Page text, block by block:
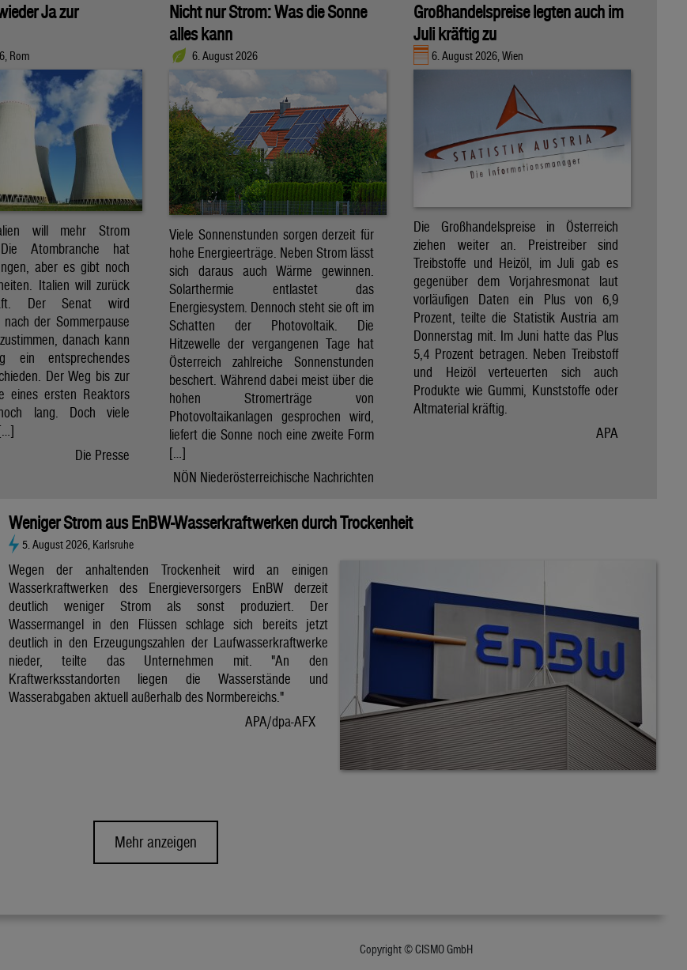
Ja zur
Rom
will mehr Strom
Atombranche hat
aber es gibt noch
Italien will zurück
Der Senat wird
nach der Sommerpause
danach kann
ein entsprechendes
Der Weg bis zur
eines ersten Reaktors
lang. Doch viele
Die Presse
Nicht nur Strom: Was die Sonne
alles kann
6. August 2026
Viele Sonnenstunden sorgen derzeit für
hohe Energieerträge. Neben Strom lässt
sich daraus auch Wärme gewinnen.
Solarthermie entlastet das
Energiesystem. Dennoch steht sie oft im
Schatten der Photovoltaik. Die
Hitzewelle der vergangenen Tage hat
Österreich zahlreiche Sonnenstunden
beschert. Während dabei meist über die
hohen Stromerträge von
Photovoltaikanlagen gesprochen wird,
liefert die Sonne noch eine zweite Form
[…]
NÖN Niederösterreichische Nachrichten
Großhandelspreise legten auch im
Juli kräftig zu
6. August 2026, Wien
Die Großhandelspreise in Österreich
ziehen weiter an. Preistreiber sind
Treibstoffe und Heizöl, im Juli gab es
gegenüber dem Vorjahresmonat laut
vorläufigen Daten ein Plus von 6,9
Prozent, teilte die Statistik Austria am
Donnerstag mit. Im Juni hatte das Plus
5,4 Prozent betragen. Neben Treibstoff
und Heizöl verteuerten sich auch
Produkte wie Gummi, Kunststoffe oder
Altmaterial kräftig.
APA
Weniger Strom aus EnBW-Wasserkraftwerken durch Trockenheit
5. August 2026, Karlsruhe
Wegen der anhaltenden Trockenheit wird an einigen
Wasserkraftwerken des Energieversorgers EnBW derzeit
deutlich weniger Strom als sonst produziert. Der
Wassermangel in den Flüssen schlage sich bereits jetzt
deutlich in den Erzeugungszahlen der Laufwasserkraftwerke
nieder, teilte das Unternehmen mit. "An den
Kraftwerksstandorten liegen die Wasserstände und
Wasserabgaben aktuell außerhalb des Normbereichs."
APA/dpa-AFX
Mehr anzeigen
Copyright © CISMO GmbH